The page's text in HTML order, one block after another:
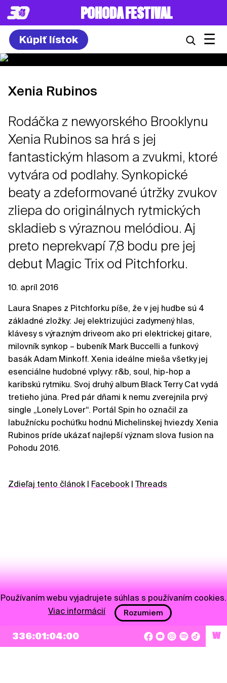
POHODA FESTIVAL
Kúpiť lístok ☰
Xenia Rubinos
Rodáčka z newyorského Brooklynu
Xenia Rubinos sa hrá s jej
fantastickým hlasom a zvukmi, ktoré
vytvára od podlahy. Synkopické
beaty a zdeformované útržky zvukov
zliepa do originálnych rytmických
skladieb s výraznou melódiou. Aj
preto neprekvapí 7,8 bodu pre jej
debut Magic Trix od Pitchforku.
10. apríl 2016
Laura Snapes z Pitchforku píše, že v jej hudbe sú 4
základné zložky: Jej elektrizujúci zadymený hlas,
klávesy s výrazným driveom ako pri elektrickej gitare,
milovník synkop – bubeník Mark Buccelli a funkový
basák Adam Minkoff. Xenia ideálne mieša všetky jej
esenciálne hudobné vplyvy: r&b, soul, hip-hop a
karibskú rytmiku. Svoj druhý album Black Terry Cat vydá
tretieho júna. Pred pár dňami k nemu zverejnila prvý
single „Lonely Lover“. Portál Spin ho označil za
labužnícku pochúťku hodnú Michelinskej hviezdy. Xenia
Rubinos príde ukázať najlepší význam slova fusion na
Pohodu 2016.
Zdieľaj tento článok Facebook Threads
NEWSLETTER
336:01:04:00 W
Používaním webu vyjadrujete súhlas s používaním cookies.
Viac informácií
Rozumiem